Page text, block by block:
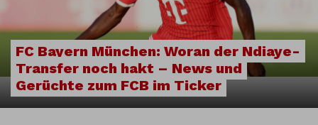
FC Bayern München: Woran der Ndiaye-
Transfer noch hakt – News und
Gerüchte zum FCB im Ticker